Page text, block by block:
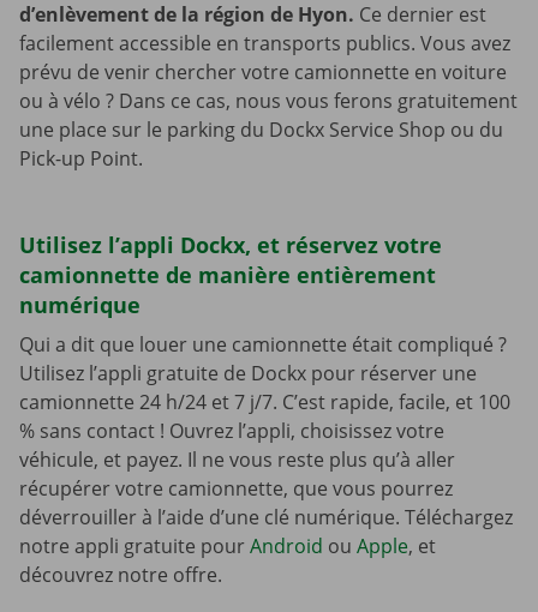
d’enlèvement de la région de Hyon. Ce dernier est
facilement accessible en transports publics. Vous avez
prévu de venir chercher votre camionnette en voiture
ou à vélo ? Dans ce cas, nous vous ferons gratuitement
une place sur le parking du Dockx Service Shop ou du
Pick-up Point.
Utilisez l’appli Dockx, et réservez votre
camionnette de manière entièrement
numérique
Qui a dit que louer une camionnette était compliqué ?
Utilisez l’appli gratuite de Dockx pour réserver une
camionnette 24 h/24 et 7 j/7. C’est rapide, facile, et 100
% sans contact ! Ouvrez l’appli, choisissez votre
véhicule, et payez. Il ne vous reste plus qu’à aller
récupérer votre camionnette, que vous pourrez
déverrouiller à l’aide d’une clé numérique. Téléchargez
notre appli gratuite pourAndroid ou Apple, et
découvrez notre offre.